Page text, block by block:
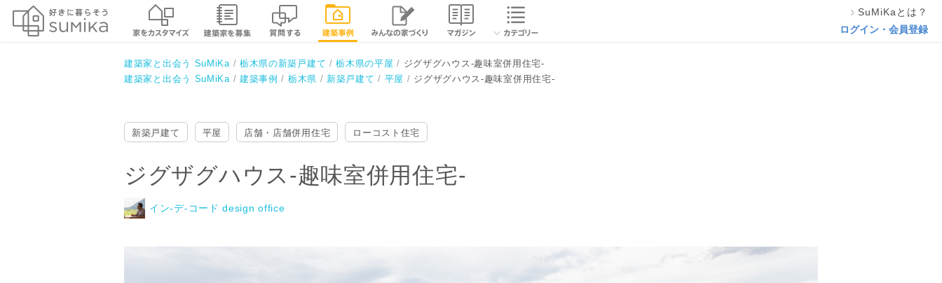
閉じる
SuMiKaとは？
ログイン・会員登録
建築家と出会う SuMiKa 栃木県の新築戸建て 栃木県の平屋
ジグザグハウス-趣味室併用住宅-
建築家と出会う SuMiKa
建築事例 栃木県 新築戸建て 平屋 ジグザグハウス-趣味室併用住宅-
ジグザグハウス-趣味室併用住宅-
イン-デ-コード design office
新築戸建て 平屋 店舗・店舗併用住宅 ローコスト住宅
ジグザグハウス-趣味室併用住宅-
イン-デ-コード design office